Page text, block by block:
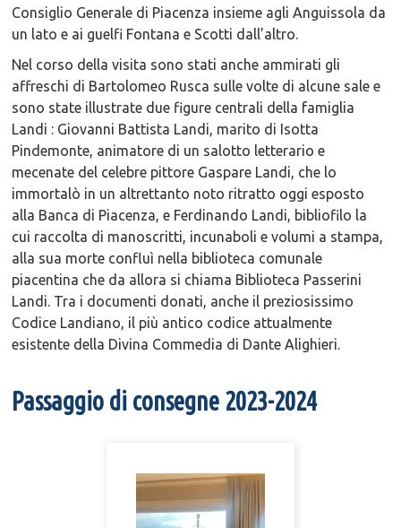
Consiglio Generale di Piacenza insieme agli Anguissola da
un lato e ai guelfi Fontana e Scotti dall’altro.
Nel corso della visita sono stati anche ammirati gli
affreschi di Bartolomeo Rusca sulle volte di alcune sale e
sono state illustrate due figure centrali della famiglia
Landi : Giovanni Battista Landi, marito di Isotta
Pindemonte, animatore di un salotto letterario e
mecenate del celebre pittore Gaspare Landi, che lo
immortalò in un altrettanto noto ritratto oggi esposto
alla Banca di Piacenza, e Ferdinando Landi, bibliofilo la
cui raccolta di manoscritti, incunaboli e volumi a stampa,
alla sua morte confluì nella biblioteca comunale
piacentina che da allora si chiama Biblioteca Passerini
Landi. Tra i documenti donati, anche il preziosissimo
Codice Landiano, il più antico codice attualmente
esistente della Divina Commedia di Dante Alighieri.
Passaggio di consegne 2023-2024